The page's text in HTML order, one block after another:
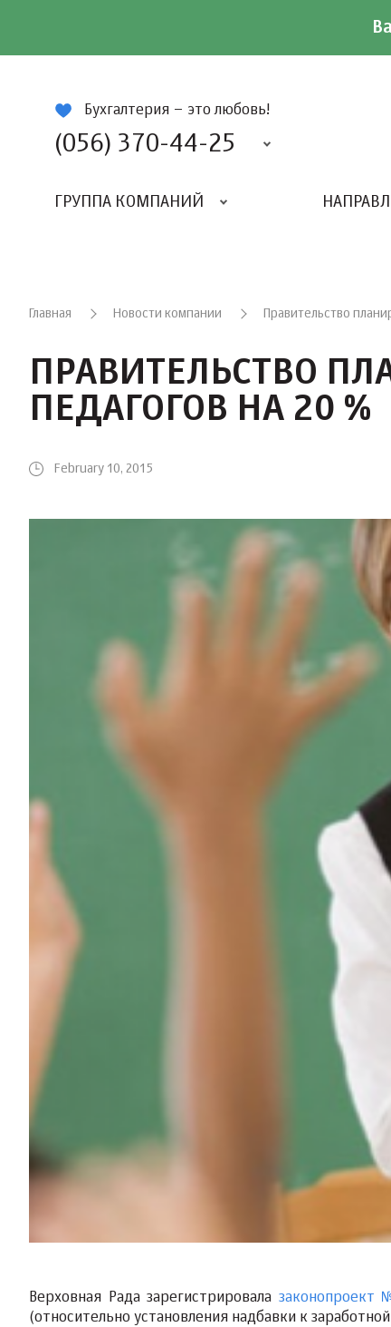
Бухгалтерия – это любовь!
(056) 370-44-25
ГРУППА КОМПАНИЙ
Главная Новости компании Правительство
ПРАВИТЕЛЬСТВО
ПЕДАГОГОВ НА 20 %
February 10, 2015
Верховная Рада зарегистрировала законопроект
(относительно установления надбавки к